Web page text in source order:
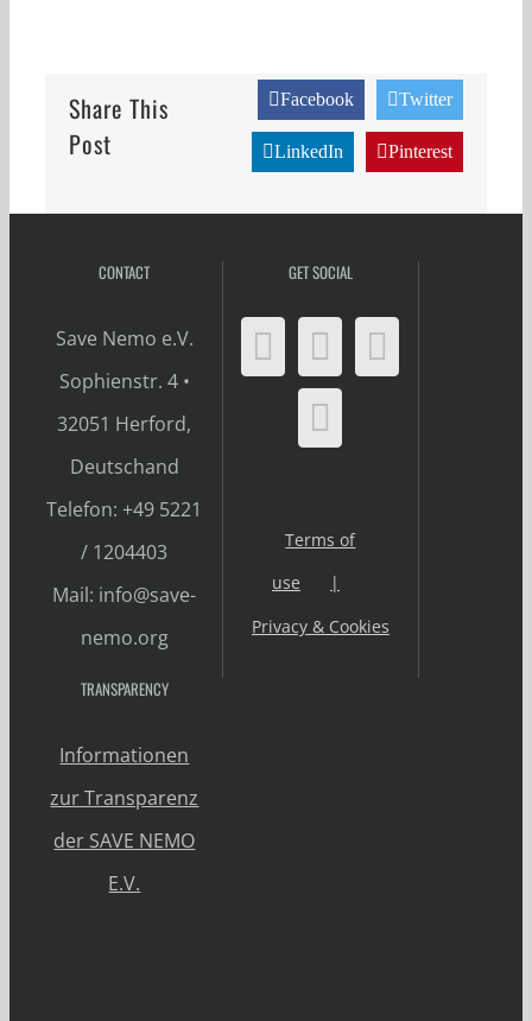
Share This
Post
Facebook Twitter
LinkedIn Pinterest
CONTACT
Save Nemo e.V.
Sophienstr. 4 •
32051 Herford,
Deutschand
Telefon: +49 5221
/ 1204403
Mail: info@save-
nemo.org
GET SOCIAL
Terms of
use
Privacy & Cookies
TRANSPARENCY
Informationen
zur Transparenz
der SAVE NEMO
E.V.